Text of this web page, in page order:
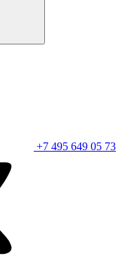
+7 495 649 05 73